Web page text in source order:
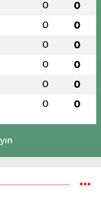
0 0
0 0
0 0
0 0
0 0
0 0